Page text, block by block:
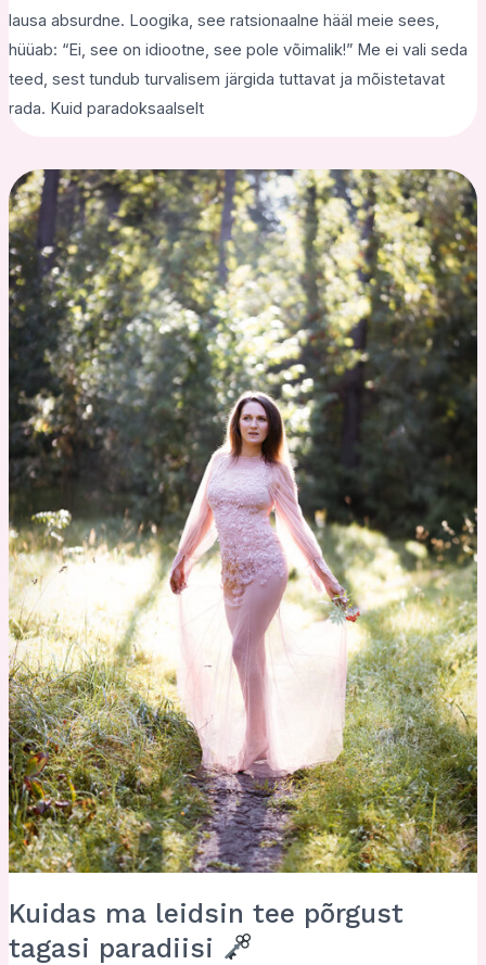
lausa absurdne. Loogika, see ratsionaalne hääl meie sees,
hüüab: “Ei, see on idiootne, see pole võimalik!” Me ei vali seda
teed, sest tundub turvalisem järgida tuttavat ja mõistetavat
rada. Kuid paradoksaalselt
Kuidas ma leidsin tee põrgust
tagasi paradiisi